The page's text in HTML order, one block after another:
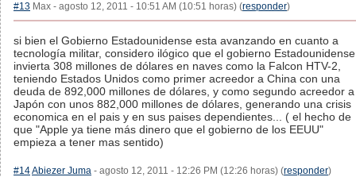
#13 Max - agosto 12, 2011 - 10:51 AM (10:51 horas) (responder)
si bien el Gobierno Estadounidense esta avanzando en cuanto a
tecnología militar, considero ilógico que el gobierno Estadounidense
invierta 308 millones de dólares en naves como la Falcon HTV-2,
teniendo Estados Unidos como primer acreedor a China con una
deuda de 892,000 millones de dólares, y como segundo acreedor a
Japón con unos 882,000 millones de dólares, generando una crisis
economica en el pais y en sus paises dependientes... ( el hecho de
que "Apple ya tiene más dinero que el gobierno de los EEUU"
empieza a tener mas sentido)
#14Abiezer Juma - agosto 12, 2011 - 12:26 PM (12:26 horas) (responder)